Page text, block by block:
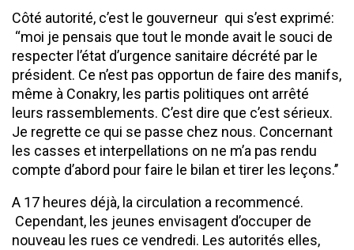
Côté autorité, c’est le gouverneur qui s’est exprimé:
‘‘moi je pensais que tout le monde avait le souci de
respecter l’état d’urgence sanitaire décrété par le
président. Ce n’est pas opportun de faire des manifs,
même à Conakry, les partis politiques ont arrêté
leurs rassemblements. C’est dire que c’est sérieux.
Je regrette ce qui se passe chez nous. Concernant
les casses et interpellations on ne m’a pas rendu
compte d’abord pour faire le bilan et tirer les leçons.’’
A 17 heures déjà, la circulation a recommencé.
Cependant, les jeunes envisagent d’occuper de
nouveau les rues ce vendredi. Les autorités elles,